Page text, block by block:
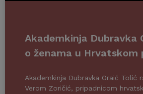
Akademkinja Dubravka
o ženama u Hrvatskom
Akademkinja Dubravka Oraić Tolić
Verom Zoričić, pripadnicom